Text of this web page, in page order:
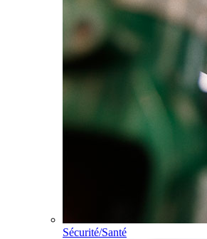
Sécurité/Santé